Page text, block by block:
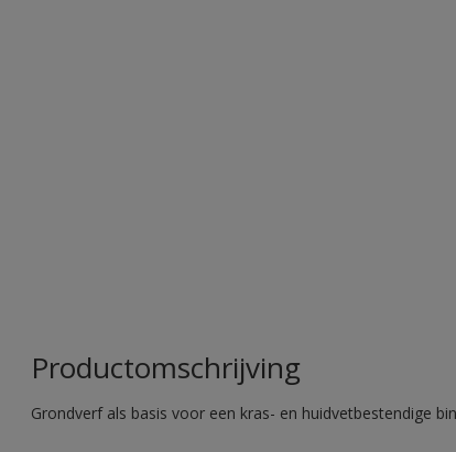
Productomschrijving
Grondverf als basis voor een kras- en huidvetbestendige